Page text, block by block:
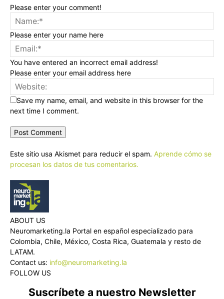
Please enter your comment!
Please enter your name here
You have entered an incorrect email address!
Please enter your email address here
Save my name, email, and website in this browser for the
next time I comment.
Este sitio usa Akismet para reducir el spam. Aprende cómo se
procesan los datos de tus comentarios.
ABOUT US
Neuromarketing.la Portal en español especializado para
Colombia, Chile, México, Costa Rica, Guatemala y resto de
LATAM.
Contact us: info@neuromarketing.la
FOLLOW US
Suscríbete a nuestro Newsletter